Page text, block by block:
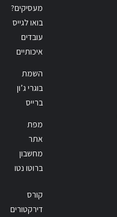
מעסיקים?
בואו לגייס
עובדים
איכותיים
השמת
בוגרי ג’ון
ברייס
מפת
אתר
מחשבון
ברוטו נטו
קורס
דירקטורים